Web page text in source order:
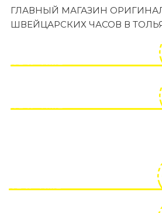
ГЛАВНЫЙ МАГАЗИН
ШВЕЙЦАРСКИХ ЧАСОВ В